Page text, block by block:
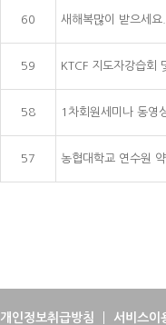
60 새해복많이 받으세요.
59 KTCF 지도자강습회
58 1차회원세미나 동영
57 농협대학교 연수원 약
개인정보취급방침 서비스이